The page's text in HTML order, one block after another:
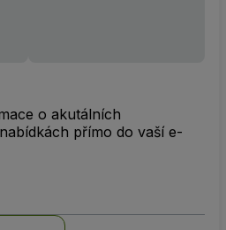
o akutálních
přímo do vaší e-